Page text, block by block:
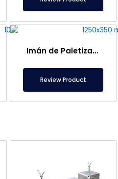
Imán de Paletizado de 1250×350 mm – Diseño Especial para Transporte de Radiadores
Review Product